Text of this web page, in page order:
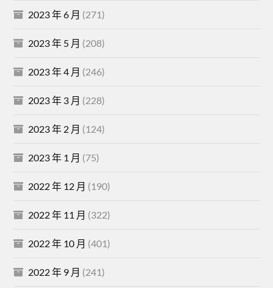
2023 年 6 月 (271)
2023 年 5 月 (208)
2023 年 4 月 (246)
2023 年 3 月 (228)
2023 年 2 月 (124)
2023 年 1 月 (75)
2022 年 12 月 (190)
2022 年 11 月 (322)
2022 年 10 月 (401)
2022 年 9 月 (241)